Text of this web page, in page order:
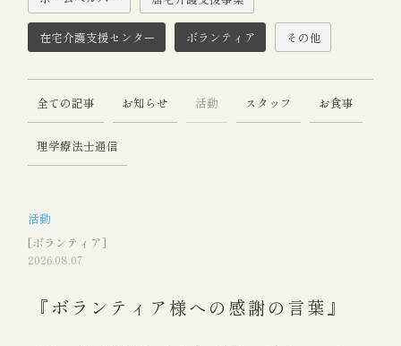
在宅介護支援センター ボランティア その他
全ての記事 お知らせ 活動 スタッフ お食事
理学療法士通信
活動
[ボランティア]
2026.08.07
『ボランティア様への感謝の言葉』